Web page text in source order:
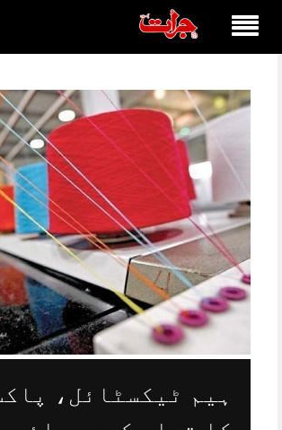
ہیم ٹیکسٹائل،